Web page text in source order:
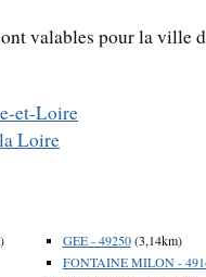
valables pour la ville
et-Loire
Loire
GEE - 49250(3,14km)
FONTAINE MILON -